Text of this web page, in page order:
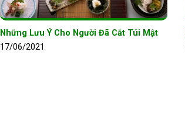
Những Lưu Ý Cho Người Đã Cắt Túi Mật
17/06/2021